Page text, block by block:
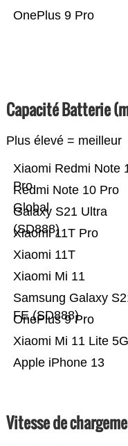
OnePlus 9 Pro
Capacité Batterie
Plus élevé = meilleur
Apple iPhone 13
Xiaomi Mi 11 Lite 5G
OnePlus 9 Pro
Samsung Galaxy
FE (SD888)
Xiaomi Mi 11
Xiaomi 11T
Xiaomi 11T Pro
Galaxy S21 Ultra
(SD888)
Redmi Note 10 Pro
Global
Xiaomi Redmi Note
Pro
Vitesse de